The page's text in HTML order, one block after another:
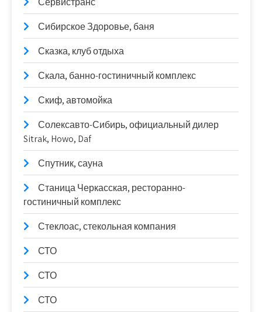
Сибирское Здоровье, баня
Сказка, клуб отдыха
Скала, банно-гостиничный комплекс
Скиф, автомойка
Солексавто-Сибирь, официальный дилер
Sitrak, Howo, Daf
Спутник, сауна
Станица Черкасская, ресторанно-
гостиничный комплекс
Стеклоас, стекольная компания
СТО
СТО
СТО